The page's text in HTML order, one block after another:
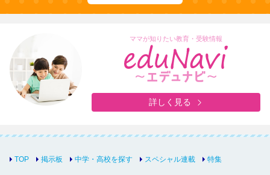
ママが知りたい教育・受験情報
詳しく見る
TOP 掲示板 中学・高校を探す スペシャル連載 特集